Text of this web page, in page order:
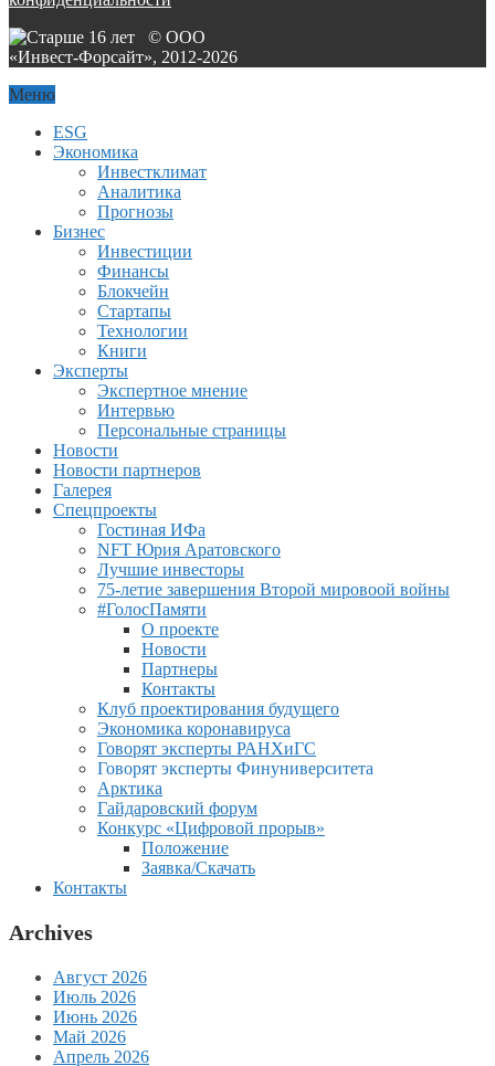
© ООО
«Инвест-Форсайт», 2012-2026
Меню
ESG
Экономика
Инвестклимат
Аналитика
Прогнозы
Бизнес
Инвестиции
Финансы
Блокчейн
Стартапы
Технологии
Книги
Эксперты
Экспертное мнение
Интервью
Персональные страницы
Новости
Новости партнеров
Галерея
Спецпроекты
Гостиная ИФа
NFT Юрия Аратовского
Лучшие инвесторы
75-летие завершения Второй мировоой войны
#ГолосПамяти
О проекте
Новости
Партнеры
Контакты
Клуб проектирования будущего
Экономика коронавируса
Говорят эксперты РАНХиГС
Говорят эксперты Финуниверситета
Арктика
Гайдаровский форум
Конкурс «Цифровой прорыв»
Положение
Заявка/Скачать
Контакты
Archives
Август 2026
Июль 2026
Июнь 2026
Май 2026
Апрель 2026